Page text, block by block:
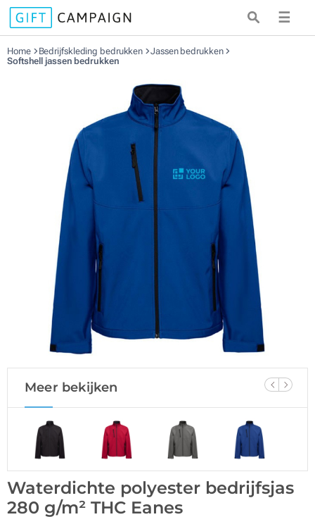
☰
Home Bedrijfskleding bedrukken
Jassen bedrukken
Softshell jassen bedrukken
Meer bekijken
Waterdichte polyester bedrijfsjas
280 g/m² THC Eanes